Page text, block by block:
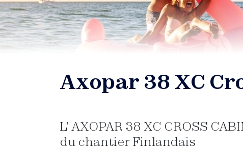
Axopar 38 XC
L' AXOPAR 38 XC CROSS
du chantier Finlandais